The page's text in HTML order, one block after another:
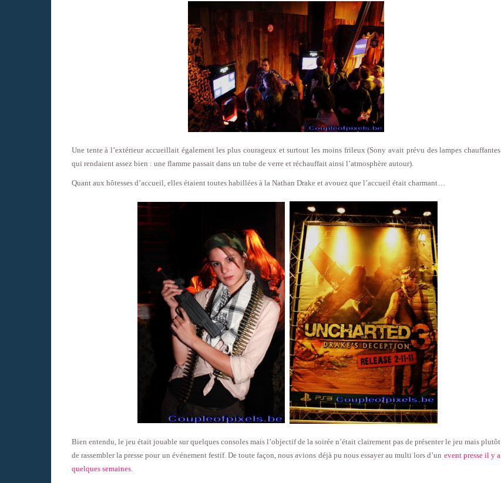
Une tente à l’extérieur accueillait également les plus courageux et surtout les moins frileux (Sony avait prévu des lampes chauffantes
qui rendaient assez bien : une flamme passait dans un tube de verre et réchauffait ainsi l’atmosphère autour).
Quant aux hôtesses d’accueil, elles étaient toutes habillées à la Nathan Drake et avouez que l’accueil était charmant…
Bien entendu, le jeu était jouable sur quelques consoles mais l’objectif de la soirée n’était clairement pas de présenter le jeu mais plutôt
de rassembler la presse pour un événement festif. De toute façon, nous avions déjà pu nous essayer au multi lors d’un event presse il y a
quelques semaines.